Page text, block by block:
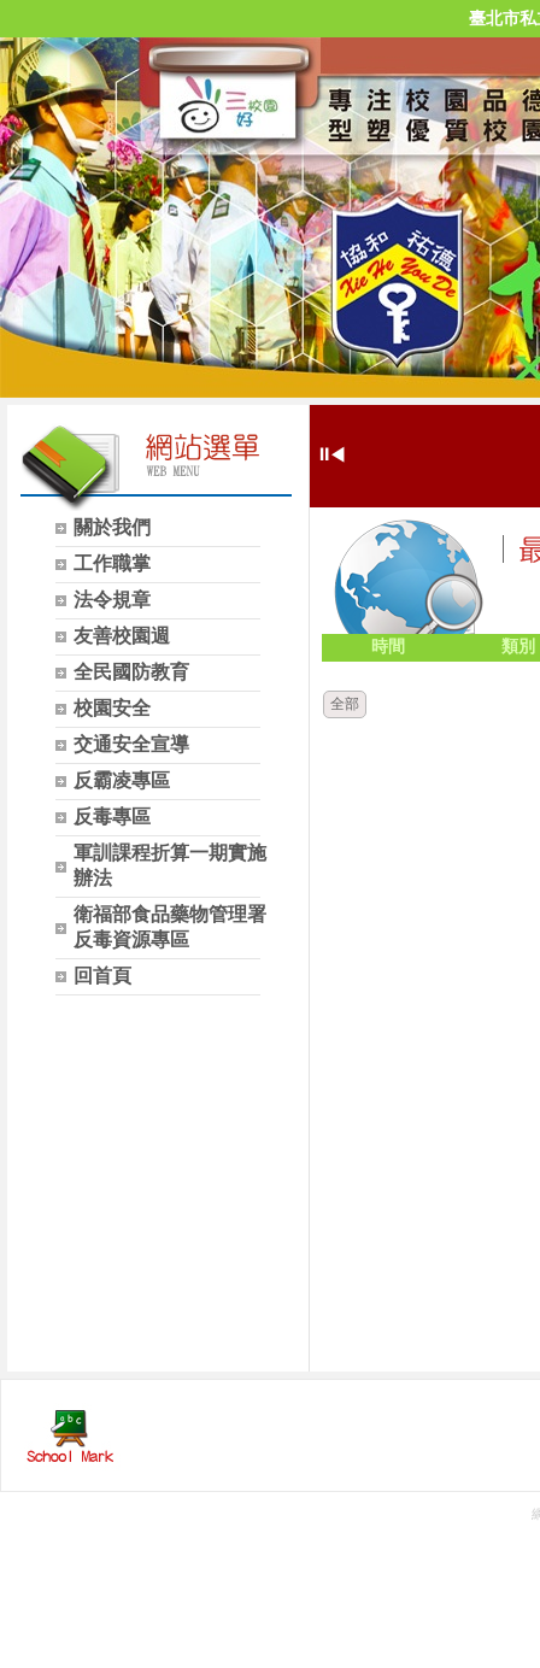
臺北市
關於我們
工作職掌
法令規章
友善校園週
全民國防教育
校園安全
交通安全宣導
反霸凌專區
反毒專區
軍訓課程折算一期實施
辦法
衛福部食品藥物管理署
反毒資源專區
回首頁
⏸◀
時間 類別
全部